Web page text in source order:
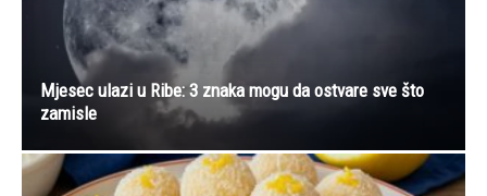
Mjesec ulazi u Ribe: 3 znaka mogu da ostvare sve što
zamisle